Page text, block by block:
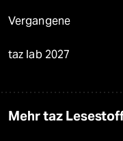
Vergangene
taz lab 2027
Mehr taz